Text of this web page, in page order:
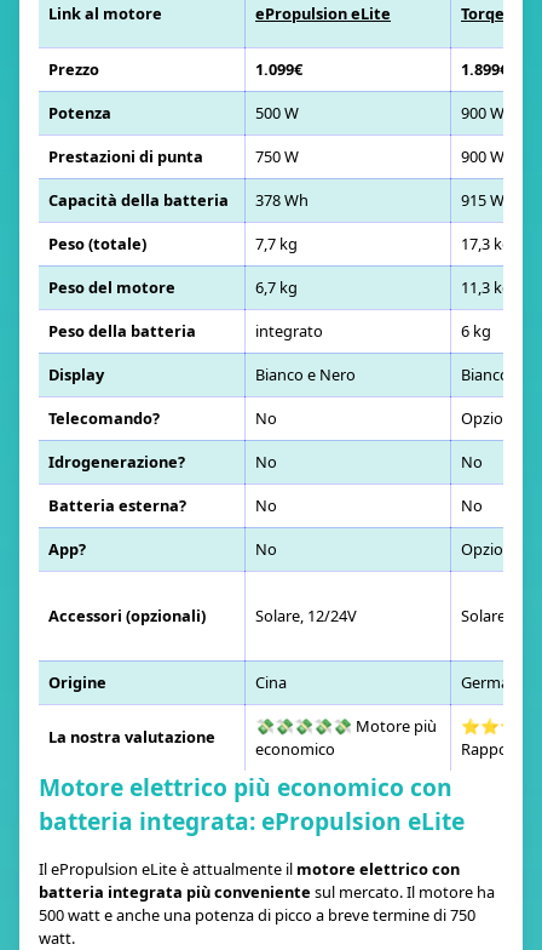
Link al motore ePropulsion eLite Torqeedo
Prezzo 1.099€
1.899€
Potenza
500 W
900 W
Prestazioni di punta
750 W
900 W
Capacità della batteria
378 Wh
915 Wh
Peso (totale)
7,7 kg
17,3 kg
Peso del motore
6,7 kg
11,3 kg
Peso della batteria
integrato
6 kg
Display
Bianco e Nero
Bianco e
Telecomando?
No
Opzionale
Idrogenerazione?
No
No
Batteria esterna?
No
No
App?
No Opzionale
Accessori (opzionali) Solare, 12/24V Solare, 12/
Origine Cina Germania
La nostra valutazione
💸💸💸💸💸 Motore più
economico
Rapporto
Motore elettrico più economico con
batteria integrata: ePropulsion eLite
Il ePropulsion eLite è attualmente il motore elettrico con
batteria integrata più conveniente sul mercato. Il motore ha
500 watt e anche una potenza di picco a breve termine di 750
watt.